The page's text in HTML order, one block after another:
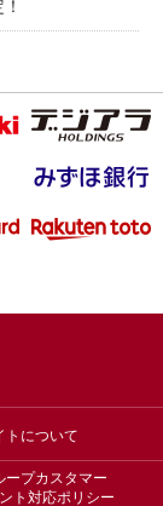
トについて
ープカスタマー
ト対応ポリシー